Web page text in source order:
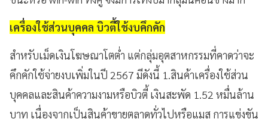
เครื่องใช้ส่วนบุคคล บิวตี้ใช้งบคึกคัก
สำหรับเม็ดเงินโฆษณาโตต่ำ แต่กลุ่มอุตสาหกรรมที่คาดว่าจะ
คึกคักใช้จ่ายงบเพิ่มในปี 2567 มีดังนี้ 1.สินค้าเครื่องใช้ส่วน
บุคคลและสินค้าความงามหรือบิวตี้ เงินสะพัด 1.52 หมื่นล้าน
บาท เนื่องจากเป็นสินค้าขายตลาดทั่วไปหรือแมส การแข่งขัน